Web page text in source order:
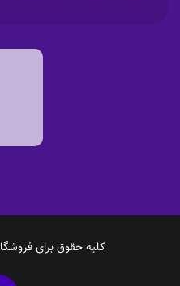
کلیه حقوق برای